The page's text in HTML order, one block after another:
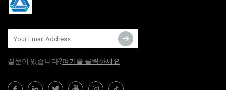
질문이 있습니다?여기를 클릭하세요